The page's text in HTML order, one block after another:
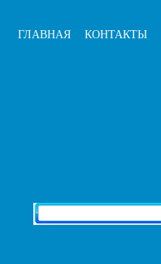
ГЛАВНАЯ КОНТАКТЫ